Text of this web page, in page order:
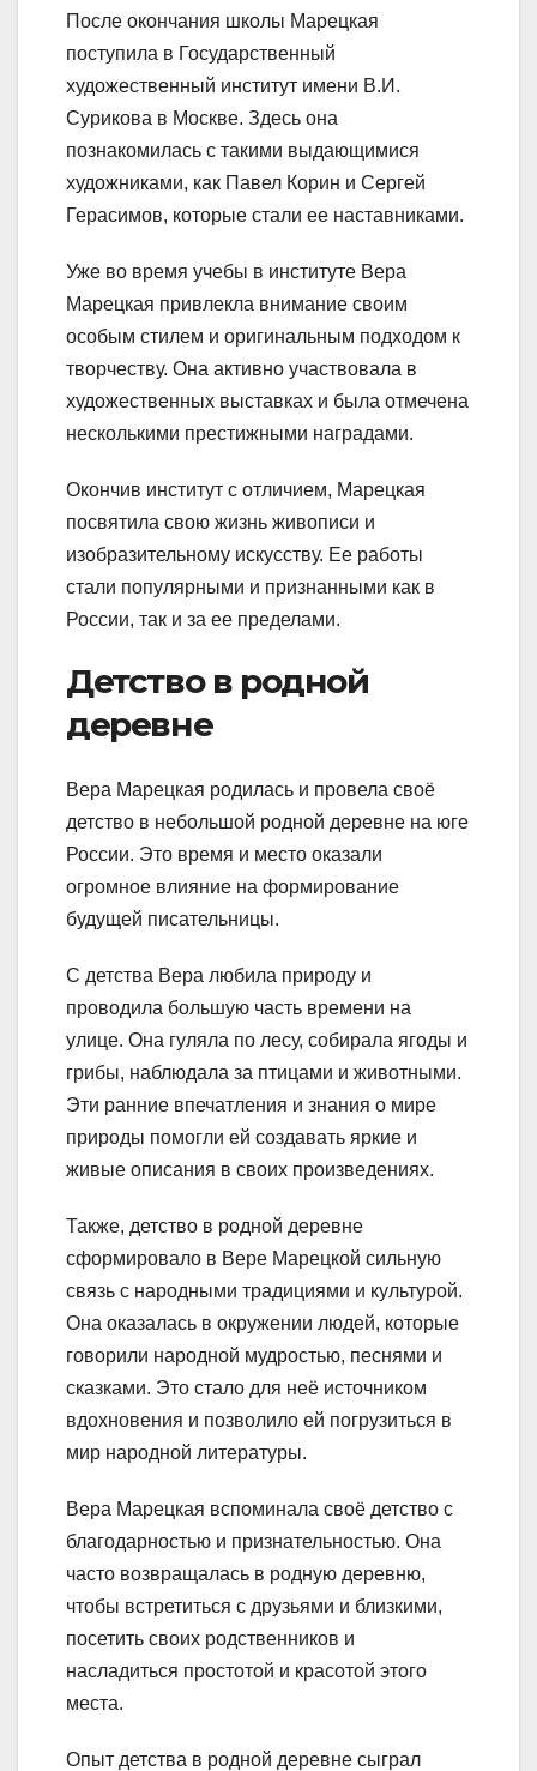
После окончания школы Марецкая
поступила в Государственный
художественный институт имени В.И.
Сурикова в Москве. Здесь она
познакомилась с такими выдающимися
художниками, как Павел Корин и Сергей
Герасимов, которые стали ее наставниками.
Уже во время учебы в институте Вера
Марецкая привлекла внимание своим
особым стилем и оригинальным подходом к
творчеству. Она активно участвовала в
художественных выставках и была отмечена
несколькими престижными наградами.
Окончив институт с отличием, Марецкая
посвятила свою жизнь живописи и
изобразительному искусству. Ее работы
стали популярными и признанными как в
России, так и за ее пределами.
Детство в родной
деревне
Вера Марецкая родилась и провела своё
детство в небольшой родной деревне на юге
России. Это время и место оказали
огромное влияние на формирование
будущей писательницы.
С детства Вера любила природу и
проводила большую часть времени на
улице. Она гуляла по лесу, собирала ягоды и
грибы, наблюдала за птицами и животными.
Эти ранние впечатления и знания о мире
природы помогли ей создавать яркие и
живые описания в своих произведениях.
Также, детство в родной деревне
сформировало в Вере Марецкой сильную
связь с народными традициями и культурой.
Она оказалась в окружении людей, которые
говорили народной мудростью, песнями и
сказками. Это стало для неё источником
вдохновения и позволило ей погрузиться в
мир народной литературы.
Вера Марецкая вспоминала своё детство с
благодарностью и признательностью. Она
часто возвращалась в родную деревню,
чтобы встретиться с друзьями и близкими,
посетить своих родственников и
насладиться простотой и красотой этого
места.
Опыт детства в родной деревне сыграл